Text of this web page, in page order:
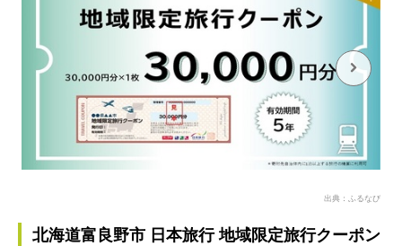
出典：ふるなび
北海道富良野市 日本旅行 地域限定旅行クーポン